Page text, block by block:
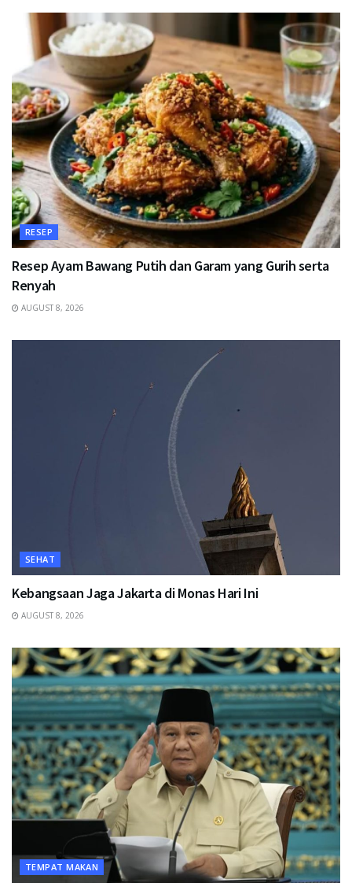
RESEP
Resep Ayam Bawang Putih dan Garam yang Gurih serta
Renyah
AUGUST 8, 2026
SEHAT
Kebangsaan Jaga Jakarta di Monas Hari Ini
AUGUST 8, 2026
TEMPAT MAKAN